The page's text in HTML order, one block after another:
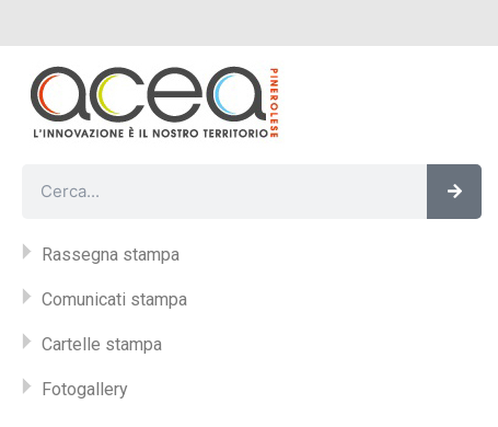
al
contenuto
Cerca
Rassegna stampa
Comunicati stampa
Cartelle stampa
Fotogallery